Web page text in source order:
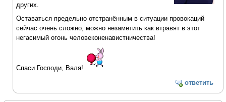
других.
Оставаться предельно отстранённым в ситуации провокаций
сейчас очень сложно, можно незаметить как втравят в этот
негасимый огонь человеконенавистничества!
Спаси Господи, Валя!
ответить